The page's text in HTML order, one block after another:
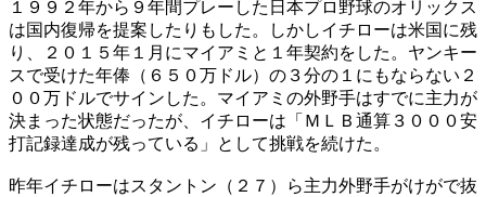
１９９２年から９年間プレーした日本プロ野球のオリックス
は国内復帰を提案したりもした。しかしイチローは米国に残
り、２０１５年１月にマイアミと１年契約をした。ヤンキー
スで受けた年俸（６５０万ドル）の３分の１にもならない２
００万ドルでサインした。マイアミの外野手はすでに主力が
決まった状態だったが、イチローは「ＭＬＢ通算３０００安
打記録達成が残っている」として挑戦を続けた。
昨年イチローはスタントン（２７）ら主力外野手がけがで抜